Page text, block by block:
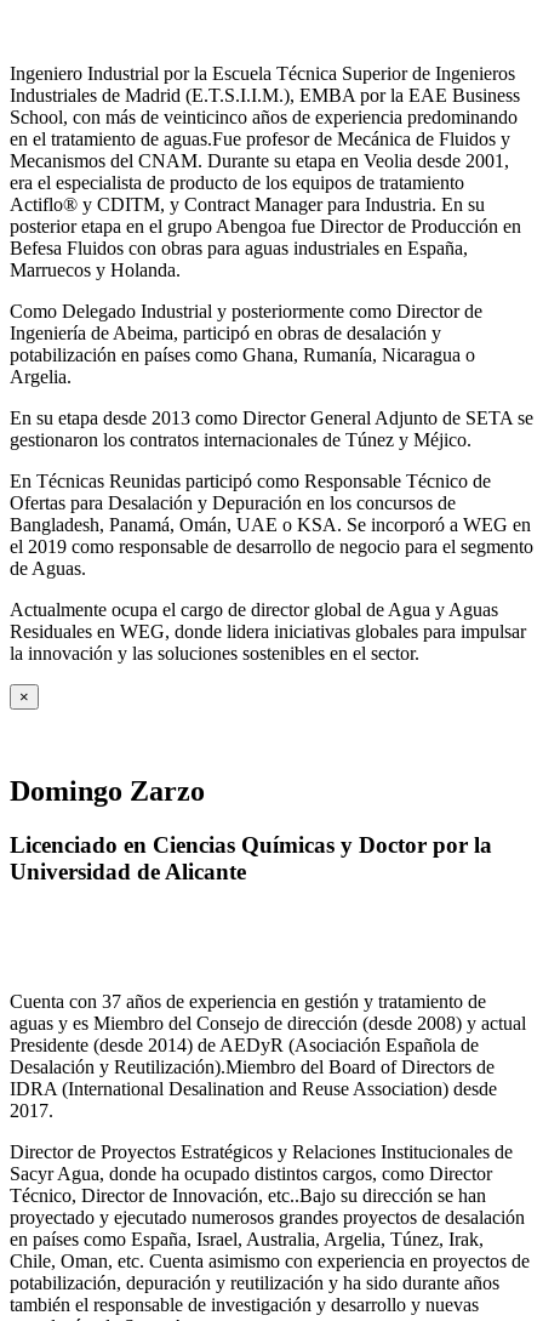
Ingeniero Industrial por la Escuela Técnica Superior de Ingenieros
Industriales de Madrid (E.T.S.I.I.M.), EMBA por la EAE Business
School, con más de veinticinco años de experiencia predominando
en el tratamiento de aguas.Fue profesor de Mecánica de Fluidos y
Mecanismos del CNAM. Durante su etapa en Veolia desde 2001,
era el especialista de producto de los equipos de tratamiento
Actiflo® y CDITM, y Contract Manager para Industria. En su
posterior etapa en el grupo Abengoa fue Director de Producción en
Befesa Fluidos con obras para aguas industriales en España,
Marruecos y Holanda.
Como Delegado Industrial y posteriormente como Director de
Ingeniería de Abeima, participó en obras de desalación y
potabilización en países como Ghana, Rumanía, Nicaragua o
Argelia.
En su etapa desde 2013 como Director General Adjunto de SETA se
gestionaron los contratos internacionales de Túnez y Méjico.
En Técnicas Reunidas participó como Responsable Técnico de
Ofertas para Desalación y Depuración en los concursos de
Bangladesh, Panamá, Omán, UAE o KSA. Se incorporó a WEG en
el 2019 como responsable de desarrollo de negocio para el segmento
de Aguas.
Actualmente ocupa el cargo de director global de Agua y Aguas
Residuales en WEG, donde lidera iniciativas globales para impulsar
la innovación y las soluciones sostenibles en el sector.
×
Domingo Zarzo
Licenciado en Ciencias Químicas y Doctor por la
Universidad de Alicante
Cuenta con 37 años de experiencia en gestión y tratamiento de
aguas y es Miembro del Consejo de dirección (desde 2008) y actual
Presidente (desde 2014) de AEDyR (Asociación Española de
Desalación y Reutilización).Miembro del Board of Directors de
IDRA (International Desalination and Reuse Association) desde
2017.
Director de Proyectos Estratégicos y Relaciones Institucionales de
Sacyr Agua, donde ha ocupado distintos cargos, como Director
Técnico, Director de Innovación, etc..Bajo su dirección se han
proyectado y ejecutado numerosos grandes proyectos de desalación
en países como España, Israel, Australia, Argelia, Túnez, Irak,
Chile, Oman, etc. Cuenta asimismo con experiencia en proyectos de
potabilización, depuración y reutilización y ha sido durante años
también el responsable de investigación y desarrollo y nuevas